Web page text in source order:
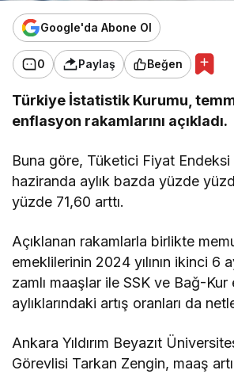
Google'da Abone Ol
0 Paylaş Beğen
Türkiye İstatistik Kurumu,
enflasyon rakamlarını açıkladı.
Buna göre, Tüketici Fiyat
haziranda aylık bazda yüzde
yüzde 71,60 arttı.
Açıklanan rakamlarla birlikte
emeklilerinin 2024 yılının ikinci 6
zamlı maaşlar ile SSK ve Bağ-Kur
aylıklarındaki artış oranları da
Ankara Yıldırım Beyazıt
Görevlisi Tarkan Zengin, maaş